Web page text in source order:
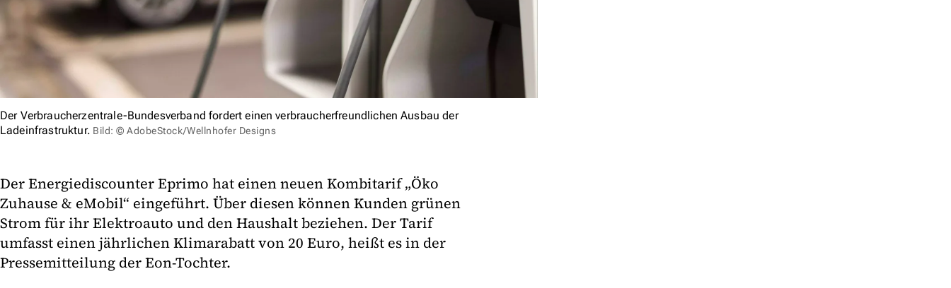
Der Verbraucherzentrale-Bundesverband fordert einen verbraucherfreundlichen Ausbau der
Ladeinfrastruktur. Bild: © AdobeStock/Wellnhofer Designs
Der Energiediscounter Eprimo hat einen neuen Kombitarif „Öko
Zuhause & eMobil“ eingeführt. Über diesen können Kunden grünen
Strom für ihr Elektroauto und den Haushalt beziehen. Der Tarif
umfasst einen jährlichen Klimarabatt von 20 Euro, heißt es in der
Pressemitteilung der Eon-Tochter.